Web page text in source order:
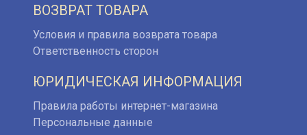
ВОЗВРАТ ТОВАРА
Условия и правила возврата товара
Ответственность сторон
ЮРИДИЧЕСКАЯ ИНФОРМАЦИЯ
Правила работы интернет-магазина
Персональные данные